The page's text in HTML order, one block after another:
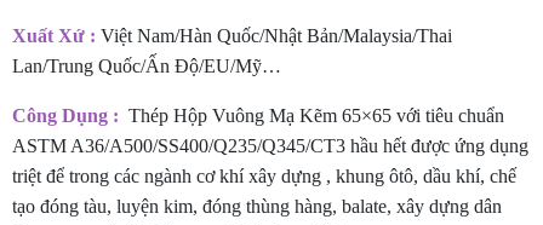
Xuất Xứ : Việt Nam/Hàn Quốc/Nhật Bản/Malaysia/Thai
Lan/Trung Quốc/Ấn Độ/EU/Mỹ…
Công Dụng : Thép Hộp Vuông Mạ Kẽm 65×65 với tiêu chuẩn
ASTM A36/A500/SS400/Q235/Q345/CT3 hầu hết được ứng dụng
triệt để trong các ngành cơ khí xây dựng , khung ôtô, dầu khí, chế
tạo đóng tàu, luyện kim, đóng thùng hàng, balate, xây dựng dân